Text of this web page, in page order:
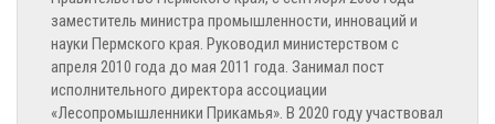
заместитель министра промышленности, инноваций и
науки Пермского края. Руководил министерством с
апреля 2010 года до мая 2011 года. Занимал пост
исполнительного директора ассоциации
«Лесопромышленники Прикамья». В 2020 году участвовал